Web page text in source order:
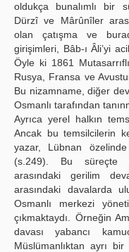
oldukça bunalımlı bir
Dürzî ve Mârûnîler
olan çatışma ve
girişimleri, Bâb-ı Âli’yi
Öyle ki 1861
Rusya, Fransa ve
Bu nizamname, diğer
Osmanlı tarafından
Ayrıca yerel halkın
Ancak bu temsilcilerin
yazar, Lübnan
(s.249). Bu süreçte
arasındaki gerilim
arasındaki davalarda
Osmanlı merkezi
çıkmaktaydı. Örneğin
davası yabancı
Müslümanlıktan ayrı